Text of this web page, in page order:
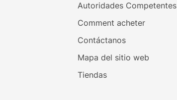
Autoridades Competentes
Comment acheter
Contáctanos
Mapa del sitio web
Tiendas